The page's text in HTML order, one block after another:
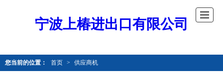
宁波上椿进出口有限公司
您当前的位置： 首页 > 供应商机